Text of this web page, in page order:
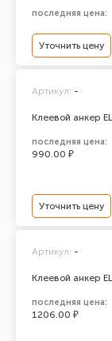
последняя цена:
Уточнить цену
Клеевой анкер
Артикул: -
последняя цена:
990.00 ₽
Уточнить цену
Клеевой анкер
Артикул: -
последняя цена:
1206.00 ₽